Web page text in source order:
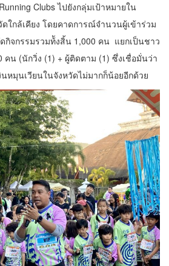
Clubs ไปยังกลุ่มเป้าหมายใน
ใกล้เคียง โดยคาดการณ์จํานวนผู้เข้าร่วม
กิจกรรมรวมท้ังสิ้น 1,000 คน แยกเป็นชาว
คน (นักวิ่ง (1) + ผู้ติดตาม (1) ซึ่งเชื่อมั่นว่า
หมุนเวียนในจังหวัดไม่มากก็น้อยอีกด้วย